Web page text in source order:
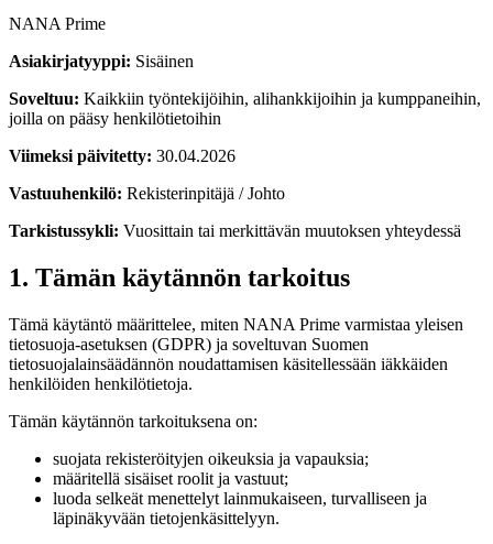
NANA Prime
Asiakirjatyyppi: Sisäinen
Soveltuu: Kaikkiin työntekijöihin, alihankkijoihin ja kumppaneihin,
joilla on pääsy henkilötietoihin
Viimeksi päivitetty: 30.04.2026
Vastuuhenkilö: Rekisterinpitäjä / Johto
Tarkistussykli: Vuosittain tai merkittävän muutoksen yhteydessä
1. Tämän käytännön tarkoitus
Tämä käytäntö määrittelee, miten NANA Prime varmistaa yleisen
tietosuoja-asetuksen (GDPR) ja soveltuvan Suomen
tietosuojalainsäädännön noudattamisen käsitellessään iäkkäiden
henkilöiden henkilötietoja.
Tämän käytännön tarkoituksena on:
suojata rekisteröityjen oikeuksia ja vapauksia;
määritellä sisäiset roolit ja vastuut;
luoda selkeät menettelyt lainmukaiseen, turvalliseen ja
läpinäkyvään tietojenkäsittelyyn.